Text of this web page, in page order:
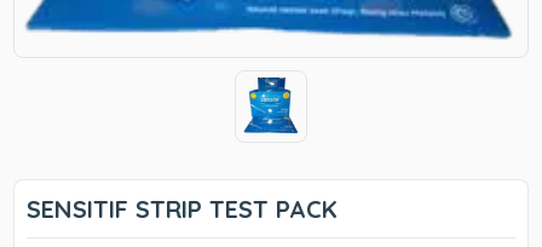
SENSITIF STRIP TEST PACK